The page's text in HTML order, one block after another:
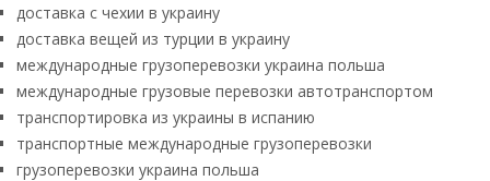
доставка с чехии в украину
доставка вещей из турции в украину
международные грузоперевозки украина польша
международные грузовые перевозки автотранспортом
транспортировка из украины в испанию
транспортные международные грузоперевозки
грузоперевозки украина польша